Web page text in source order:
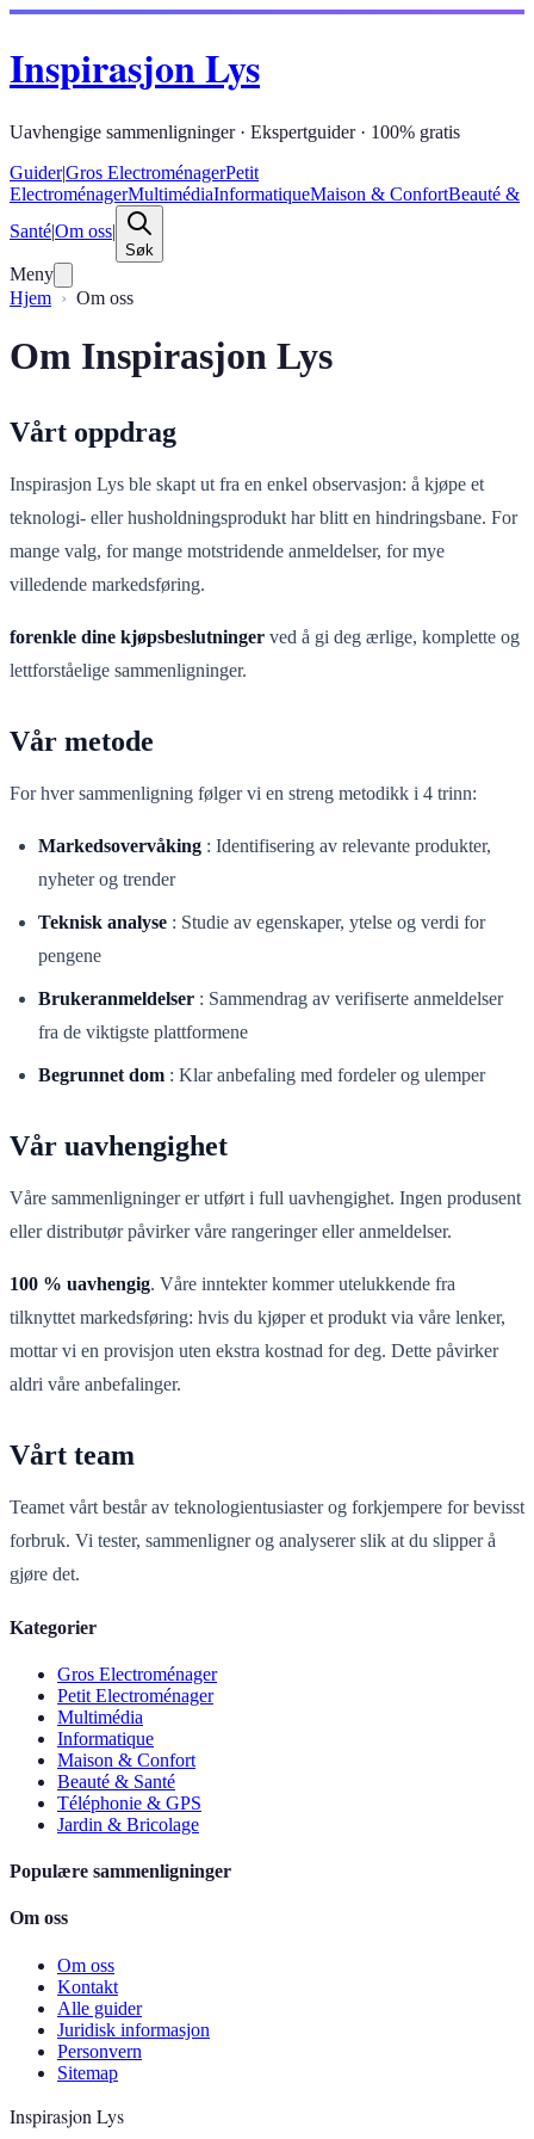
Inspirasjon Lys
Uavhengige sammenligninger · Ekspertguider · 100% gratis
Guider|Gros ElectroménagerPetit
ElectroménagerMultimédiaInformatiqueMaison & ConfortBeauté &
Santé|Om oss|
Søk
Meny
Hjem
Om oss
Om Inspirasjon Lys
Vårt oppdrag
Inspirasjon Lys ble skapt ut fra en enkel observasjon: å kjøpe et
teknologi- eller husholdningsprodukt har blitt en hindringsbane. For
mange valg, for mange motstridende anmeldelser, for mye
villedende markedsføring.
forenkle dine kjøpsbeslutninger ved å gi deg ærlige, komplette og
lettforståelige sammenligninger.
Vår metode
For hver sammenligning følger vi en streng metodikk i 4 trinn:
Markedsovervåking : Identifisering av relevante produkter,
nyheter og trender
Teknisk analyse : Studie av egenskaper, ytelse og verdi for
pengene
Brukeranmeldelser : Sammendrag av verifiserte anmeldelser
fra de viktigste plattformene
Begrunnet dom : Klar anbefaling med fordeler og ulemper
Vår uavhengighet
Våre sammenligninger er utført i full uavhengighet. Ingen produsent
eller distributør påvirker våre rangeringer eller anmeldelser.
100 % uavhengig. Våre inntekter kommer utelukkende fra
tilknyttet markedsføring: hvis du kjøper et produkt via våre lenker,
mottar vi en provisjon uten ekstra kostnad for deg. Dette påvirker
aldri våre anbefalinger.
Vårt team
Teamet vårt består av teknologientusiaster og forkjempere for bevisst
forbruk. Vi tester, sammenligner og analyserer slik at du slipper å
gjøre det.
Kategorier
Gros Electroménager
Petit Electroménager
Multimédia
Informatique
Maison & Confort
Beauté & Santé
Téléphonie & GPS
Jardin & Bricolage
Populære sammenligninger
Om oss
Om oss
Kontakt
Alle guider
Juridisk informasjon
Personvern
Sitemap
Inspirasjon Lys